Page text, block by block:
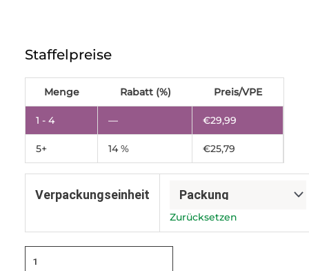
Staffelpreise
Menge Rabatt (%) Preis/VPE
1 - 4 — €29,99
5+ 14 % €25,79
Verpackungseinheit
Zurücksetzen
mm,
Menge